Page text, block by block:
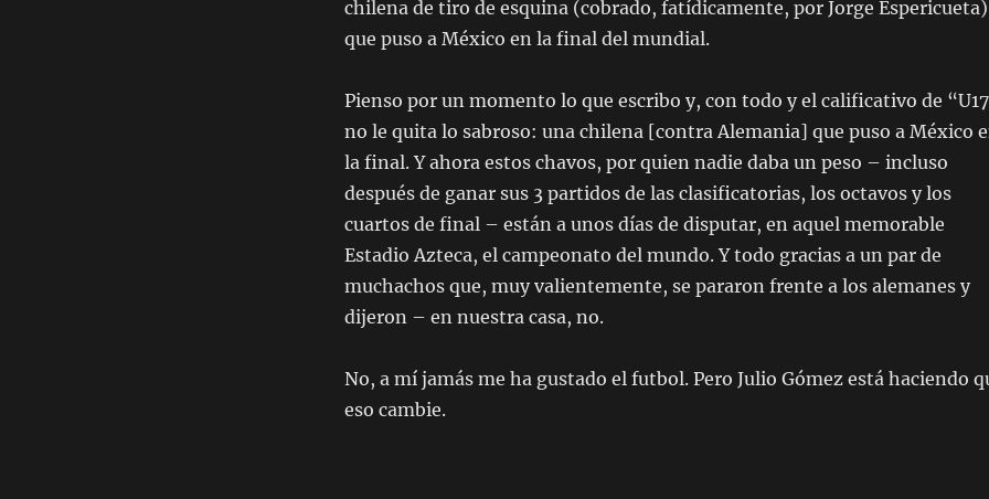
chilena de tiro de esquina (cobrado, fatídicamente, por Jorge Espericueta)
que puso a México en la final del mundial.
Pienso por un momento lo que escribo y, con todo y el calificativo de
no le quita lo sabroso: una chilena [contra Alemania] que puso a México
la final. Y ahora estos chavos, por quien nadie daba un peso – incluso
después de ganar sus 3 partidos de las clasificatorias, los octavos y los
cuartos de final – están a unos días de disputar, en aquel memorable
Estadio Azteca, el campeonato del mundo. Y todo gracias a un par de
muchachos que, muy valientemente, se pararon frente a los alemanes y
dijeron – en nuestra casa, no.
No, a mí jamás me ha gustado el futbol. Pero Julio Gómez está haciendo
eso cambie.